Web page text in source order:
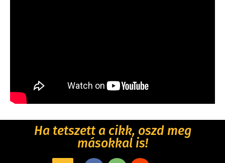
Ha tetszett a cikk, oszd meg
másokkal is!